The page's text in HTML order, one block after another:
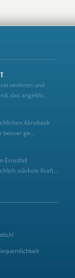
verloren und
das angeblic...
Akrobatik
besser ge...
Ernstfall
stärkste Kraft...